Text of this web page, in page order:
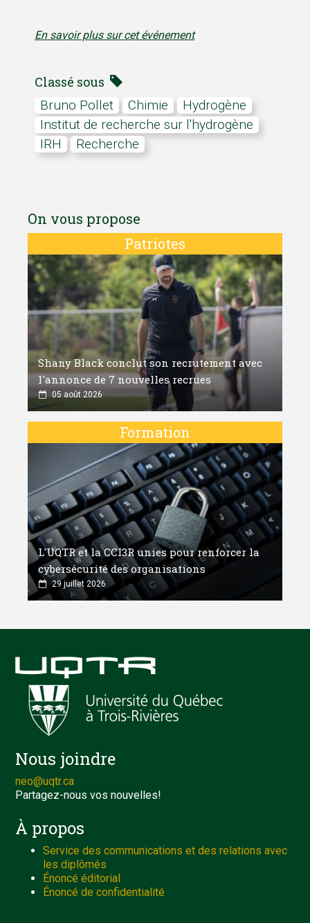
En savoir plus sur cet événement
Classé sous
Bruno Pollet Chimie
hydrogène
Institut de recherche sur l'hydrogène
IRH
Recherche
On vous propose
Patriotes
Shany Black conclut son recrutement avec
l'annonce de 7 nouvelles recrues
05 août 2026
Formation
L'UQTR et la CCI3R unies pour renforcer la
cybersécurité des organisations
29 juillet 2026
Nous joindre
neo@uqtr.ca
Partagez-nous vos nouvelles!
À propos
Service des communications et des relations avec
les diplômés
Énoncé éditorial
Énoncé de confidentialité